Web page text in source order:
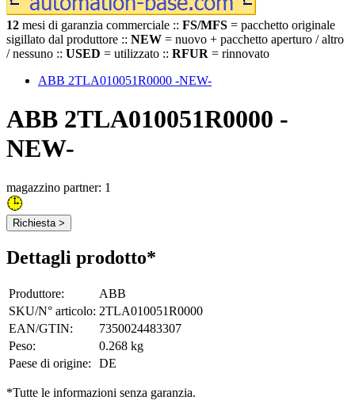
12 mesi di garanzia commerciale :: FS/MFS = pacchetto originale
sigillato dal produttore :: NEW = nuovo + pacchetto aperturo / altro
/ nessuno :: USED = utilizzato :: RFUR = rinnovato
ABB 2TLA010051R0000 -NEW-
ABB 2TLA010051R0000 -
NEW-
magazzino partner: 1
Richiesta >
Dettagli prodotto*
Produttore:
ABB
SKU/N° articolo: 2TLA010051R0000
EAN/GTIN:
7350024483307
Peso:
0.268 kg
Paese di origine: DE
*Tutte le informazioni senza garanzia.